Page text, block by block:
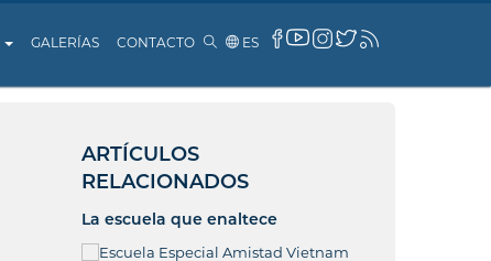
GALERÍAS CONTACTO ES
ARTÍCULOS
RELACIONADOS
La escuela que enaltece